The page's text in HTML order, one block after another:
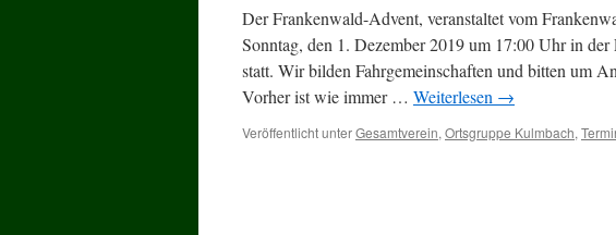
Der Frankenwald-Advent, veranstaltet vom
Sonntag, den 1. Dezember 2019 um 17:00 Uhr in
statt. Wir bilden Fahrgemeinschaften und bitten um
Vorher ist wie immer … Weiterlesen →
Veröffentlicht unterGesamtverein, Ortsgruppe Kulmbach,